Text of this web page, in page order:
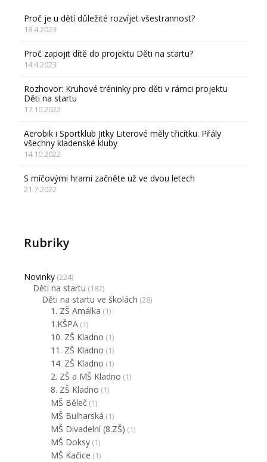
Proč je u dětí důležité rozvíjet všestrannost?
18.4.2023
Proč zapojit dítě do projektu Děti na startu?
14.4.2023
Rozhovor: Kruhové tréninky pro děti v rámci projektu
Děti na startu
17.10.2022
Aerobik i Sportklub Jitky Literové měly třicítku. Přály
všechny kladenské kluby
14.10.2022
S míčovými hrami začněte už ve dvou letech
21.7.2022
Rubriky
Novinky (224)
Děti na startu (182)
Děti na startu ve školách (28)
1. ZŠ Amálka (1)
1.KŠPA (1)
10. ZŠ Kladno (1)
11. ZŠ Kladno (1)
14. ZŠ Kladno (1)
2. ZŠ a MŠ Kladno (1)
8. ZŠ Kladno (1)
MŠ Běleč (1)
MŠ Bulharská (1)
MŠ Divadelní (8.ZŠ) (1)
MŠ Doksy (1)
MŠ Kačice (1)